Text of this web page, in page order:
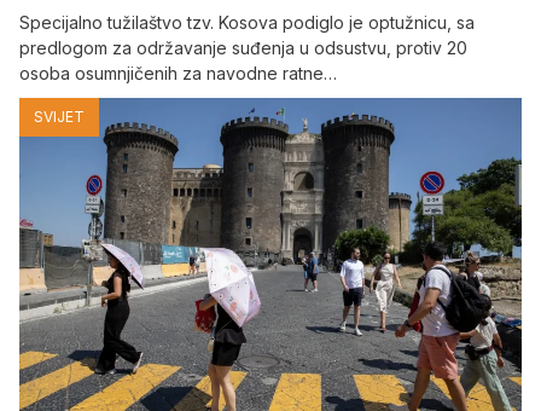
Specijalno tužilaštvo tzv. Kosova podiglo je optužnicu, sa
predlogom za održavanje suđenja u odsustvu, protiv 20
osoba osumnjičenih za navodne ratne…
SVIJET